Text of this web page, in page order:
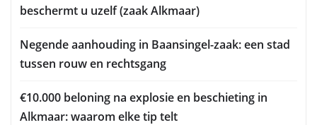
beschermt u uzelf (zaak Alkmaar)
Negende aanhouding in Baansingel-zaak: een stad
tussen rouw en rechtsgang
€10.000 beloning na explosie en beschieting in
Alkmaar: waarom elke tip telt